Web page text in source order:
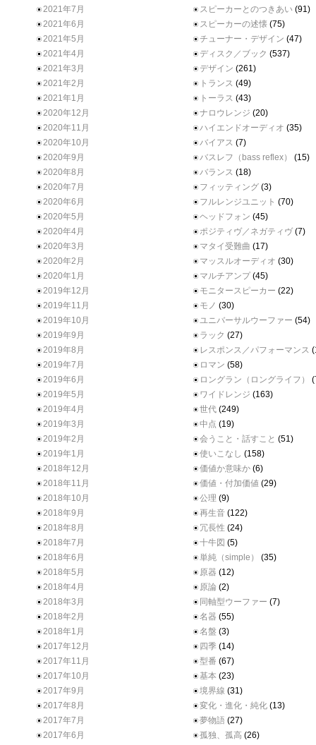
2021年7月
2021年6月
2021年5月
2021年4月
2021年3月
2021年2月
2021年1月
2020年12月
2020年11月
2020年10月
2020年9月
2020年8月
2020年7月
2020年6月
2020年5月
2020年4月
2020年3月
2020年2月
2020年1月
2019年12月
2019年11月
2019年10月
2019年9月
2019年8月
2019年7月
2019年6月
2019年5月
2019年4月
2019年3月
2019年2月
2019年1月
2018年12月
2018年11月
2018年10月
2018年9月
2018年8月
2018年7月
2018年6月
2018年5月
2018年4月
2018年3月
2018年2月
2018年1月
2017年12月
2017年11月
2017年10月
2017年9月
2017年8月
2017年7月
2017年6月
スピーカーとのつきあい (91)
スピーカーの述懐 (75)
チューナー・デザイン (47)
ディスク／ブック (537)
デザイン (261)
トランス (49)
トーラス (43)
ナロウレンジ (20)
ハイエンドオーディオ (35)
バイアス (7)
バスレフ（bass reflex）
(15)
バランス (18)
フィッティング (3)
フルレンジユニット (70)
ヘッドフォン (45)
ポジティヴ／ネガティヴ(7)
マタイ受難曲 (17)
マッスルオーディオ (30)
マルチアンプ (45)
モニタースピーカー (22)
モノ (30)
ユニバーサルウーファー (54)
ラック (27)
レスポンス／パフォーマンス
ロマン (58)
ロングラン（ロングライフ）
ワイドレンジ (163)
世代 (249)
中点 (19)
会うこと・話すこと (51)
使いこなし (158)
価値か意味か (6)
価値・付加価値 (29)
公理 (9)
再生音 (122)
冗長性 (24)
十牛図 (5)
単純（simple）
(35)
原器 (12)
原論 (2)
同軸型ウーファー (7)
名器 (55)
名盤 (3)
四季 (14)
型番 (67)
基本 (23)
境界線 (31)
変化・進化・純化 (13)
夢物語 (27)
孤独、孤高 (26)